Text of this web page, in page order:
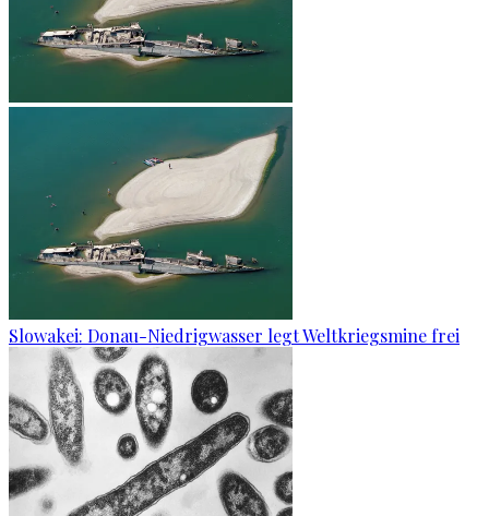
Slowakei: Donau-Niedrigwasser legt Weltkriegsmine frei